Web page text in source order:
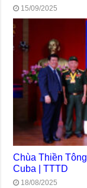
15/09/2025
Chùa Thiền
Cuba | TTTD
18/08/2025